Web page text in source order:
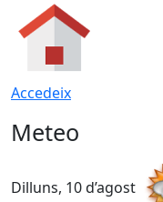
Accedeix
Meteo
Dilluns, 10 d’agost